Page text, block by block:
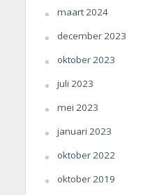
maart 2024
december 2023
oktober 2023
juli 2023
mei 2023
januari 2023
oktober 2022
oktober 2019